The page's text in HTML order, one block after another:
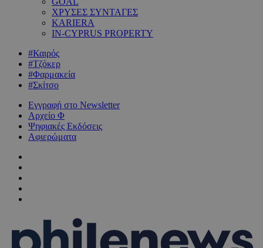
ΧΡΥΣΕΣ ΣΥΝΤΑΓΕΣ
KARIERA
IN-CYPRUS PROPERTY
#Καιρός
#Τζόκερ
#Φαρμακεία
#Σκίτσο
Εγγραφή στο Newsletter
Αρχείο Φ
Ψηφιακές Εκδόσεις
Αφιερώματα